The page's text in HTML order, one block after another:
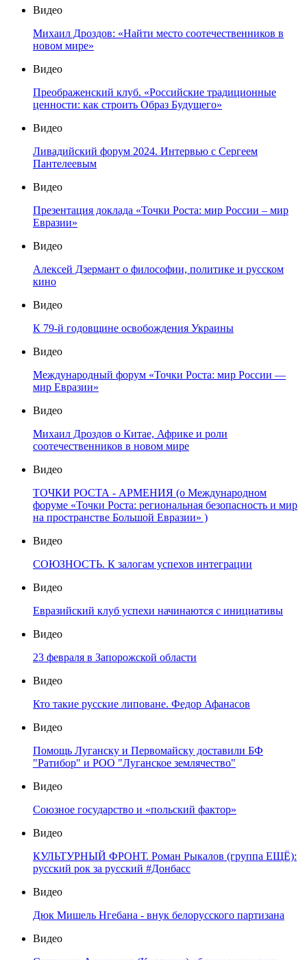
Видео
Михаил Дроздов: «Найти место соотечественников в
новом мире»
Видео
Преображенский клуб. «Российские традиционные
ценности: как строить Образ Будущего»
Видео
Ливадийский форум 2024. Интервью с Сергеем
Пантелеевым
Видео
Презентация доклада «Точки Роста: мир России – мир
Евразии»
Видео
Алексей Дзермант о философии, политике и русском
кино
Видео
К 79-й годовщине освобождения Украины
Видео
Международный форум «Точки Роста: мир России —
мир Евразии»
Видео
Михаил Дроздов о Китае, Африке и роли
соотечественников в новом мире
Видео
ТОЧКИ РОСТА - АРМЕНИЯ (о Международном
форуме «Точки Роста: региональная безопасность и мир
на пространстве Большой Евразии» )
Видео
СОЮЗНОСТЬ. К залогам успехов интеграции
Видео
Евразийский клуб успехи начинаются с инициативы
Видео
23 февраля в Запорожской области
Видео
Кто такие русские липоване. Федор Афанасов
Видео
Помощь Луганску и Первомайску доставили БФ
"Ратибор" и РОО "Луганское землячество"
Видео
Союзное государство и «польский фактор»
Видео
КУЛЬТУРНЫЙ ФРОНТ. Роман Рыкалов (группа ЕЩЁ):
русский рок за русский #Донбасс
Видео
Дюк Мишель Нгебана - внук белорусского партизана
Видео